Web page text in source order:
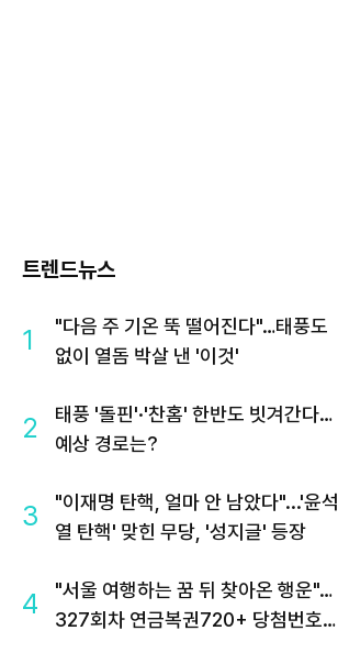
트렌드뉴스
1
"다음 주 기온 뚝 떨어진다"…태풍도
없이 열돔 박살 낸 '이것'
2
태풍 '돌핀'·'찬홈' 한반도 빗겨간다…
예상 경로는?
3
"이재명 탄핵, 얼마 안 남았다"...'윤석
열 탄핵' 맞힌 무당, '성지글' 등장
4
"서울 여행하는 꿈 뒤 찾아온 행운"…
327회차 연금복권720+ 당첨번호조